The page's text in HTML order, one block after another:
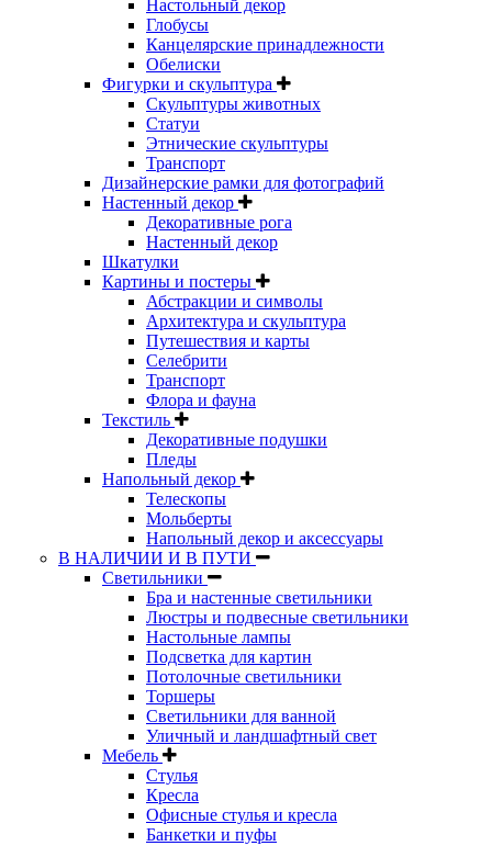
Настольный декор
Глобусы
Канцелярские принадлежности
Обелиски
Фигурки и скульптура
Скульптуры животных
Статуи
Этнические скульптуры
Транспорт
Дизайнерские рамки для фотографий
Настенный декор
Декоративные рога
Настенный декор
Шкатулки
Картины и постеры
Абстракции и символы
Архитектура и скульптура
Путешествия и карты
Селебрити
Транспорт
Флора и фауна
Текстиль
Декоративные подушки
Пледы
Напольный декор
Телескопы
Мольберты
Напольный декор и аксессуары
В НАЛИЧИИ И В ПУТИ
Светильники
Бра и настенные светильники
Люстры и подвесные светильники
Настольные лампы
Подсветка для картин
Потолочные светильники
Торшеры
Светильники для ванной
Уличный и ландшафтный свет
Мебель
Стулья
Кресла
Офисные стулья и кресла
Банкетки и пуфы